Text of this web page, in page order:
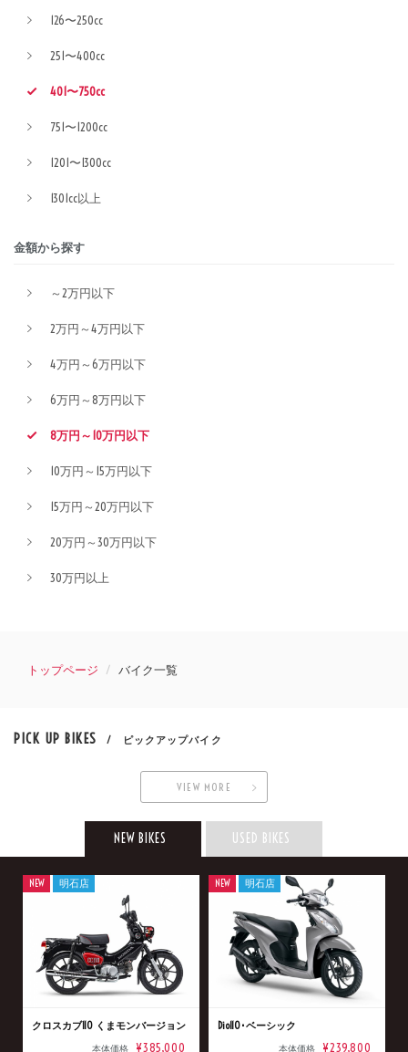
126〜250cc
251〜400cc
401〜750cc
751〜1200cc
1201〜1300cc
1301cc以上
金額から探す
～2万円以下
2万円～4万円以下
4万円～6万円以下
6万円～8万円以下
8万円～10万円以下
10万円～15万円以下
15万円～20万円以下
20万円～30万円以下
30万円以上
トップページ バイク一覧
PICK UP BIKES / ピックアップバイク
VIEW MORE
NEW BIKES USED BIKES
クロスカブ110 くまモンバージョン
本体価格 ¥385,000
NEW 明石店
Dio110･ベーシック
本体価格 ¥239,800
NEW 明石店